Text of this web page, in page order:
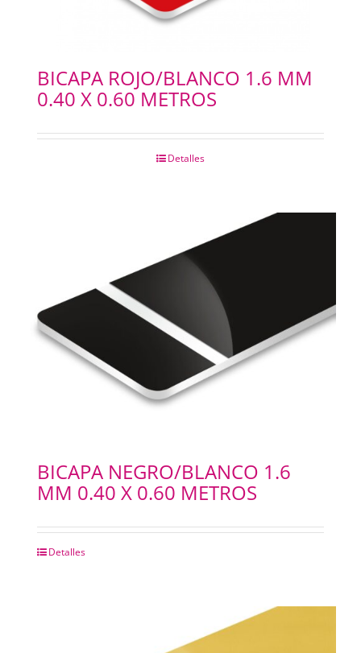
BICAPA ROJO/BLANCO 1.6 MM
0.40 X 0.60 METROS
Detalles
BICAPA NEGRO/BLANCO 1.6
MM 0.40 X 0.60 METROS
Detalles